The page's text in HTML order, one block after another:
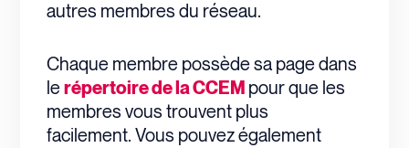
autres membres du réseau.
Chaque membre possède sa page dans
lerépertoire de la CCEM pour que les
membres vous trouvent plus
facilement. Vous pouvez également